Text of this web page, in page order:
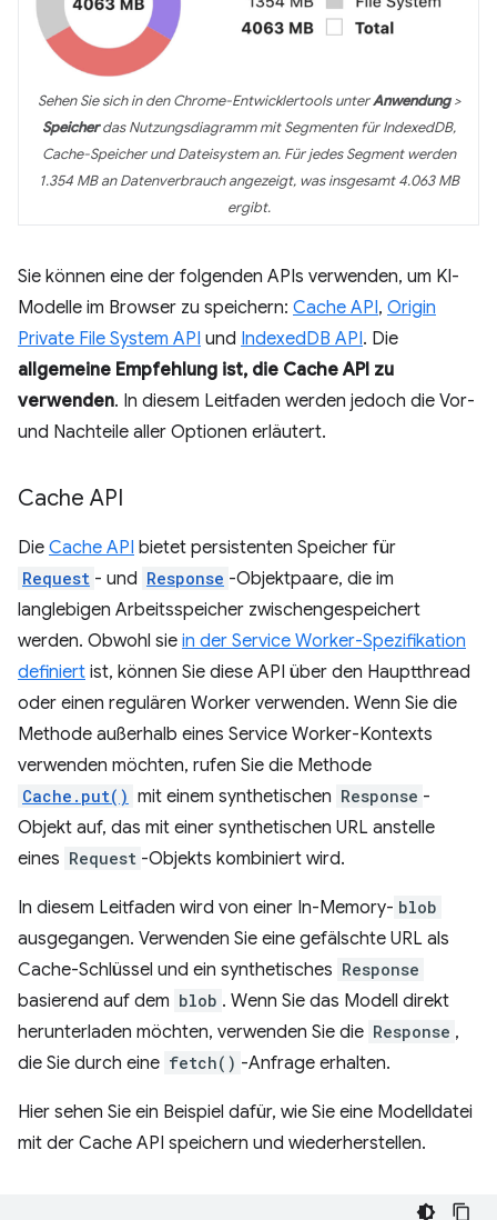
Sehen Sie sich in den Chrome-Entwicklertools unterAnwendung>
Speicherdas Nutzungsdiagramm mit Segmenten für IndexedDB,
Cache-Speicher und Dateisystem an. Für jedes Segment werden
1.354 MB an Datenverbrauch angezeigt, was insgesamt 4.063 MB
ergibt.
Sie können eine der folgenden APIs verwenden, um KI-
Modelle im Browser zu speichern: Cache API, Origin
Private File System API und IndexedDB API. Die
allgemeine Empfehlung ist, die Cache API zu
verwenden. In diesem Leitfaden werden jedoch die Vor-
und Nachteile aller Optionen erläutert.
Cache API
Die Cache API bietet persistenten Speicher für
Request - und Response -Objektpaare, die im
langlebigen Arbeitsspeicher zwischengespeichert
werden. Obwohl sie in der Service Worker-Spezifikation
definiert ist, können Sie diese API über den Hauptthread
oder einen regulären Worker verwenden. Wenn Sie die
Methode außerhalb eines Service Worker-Kontexts
verwenden möchten, rufen Sie die Methode
Cache.put() mit einem synthetischen Response -
Objekt auf, das mit einer synthetischen URL anstelle
eines Request -Objekts kombiniert wird.
In diesem Leitfaden wird von einer In-Memory- blob
ausgegangen. Verwenden Sie eine gefälschte URL als
Cache-Schlüssel und ein synthetisches Response
basierend auf dem blob . Wenn Sie das Modell direkt
herunterladen möchten, verwenden Sie die Response ,
die Sie durch eine fetch() -Anfrage erhalten.
Hier sehen Sie ein Beispiel dafür, wie Sie eine Modelldatei
mit der Cache API speichern und wiederherstellen.